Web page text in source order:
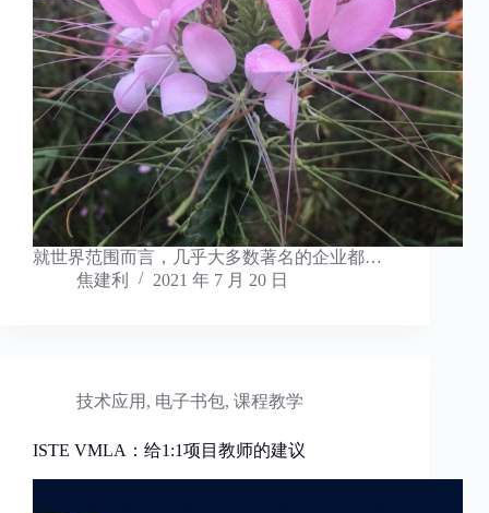
就世界范围而言，几乎大多数著名的企业都…
焦建利
2021 年 7 月 20 日
技术应用 , 电子书包, 课程教学
ISTE VMLA：给1:1项目教师的建议